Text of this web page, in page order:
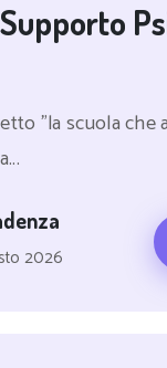
"la scuola
2026